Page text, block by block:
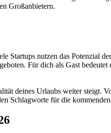
Großanbietern.
Startups nutzen das Potenzial
Für dich als Gast
deines Urlaubs weiter steigt.
Schlagworte für die kommenden